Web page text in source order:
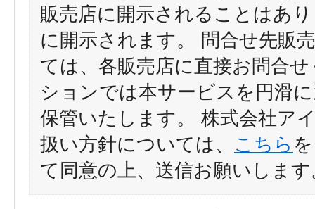
販売店に開示されることはあ
に開示されます。 問合せ先販
ては、各販売店に直接お問合
ションでは本サービスを円滑
保管いたします。 株式会社ア
扱い方針については、 こちら
て同意の上、送信お願いします